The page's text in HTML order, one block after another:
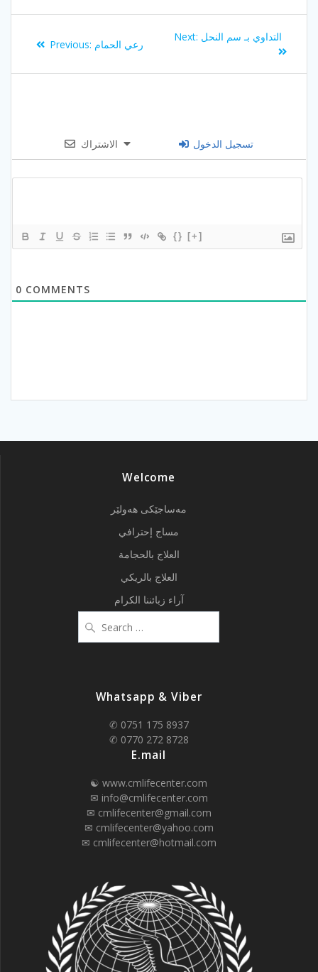
navigation
Previous: Previous
رعي الحمام
Next: Next
التداوي بـ سم النحل
الاشتراك تسجيل الدخول
{} [+]
0 COMMENTS
Welcome
مەساجێکی هەولێر
مساج إحترافي
العلاج بالحجامة
العلاج بالريكي
آراء زبائننا الكرام
for:
Whatsapp & Viber
✆ 0751 175 8937
✆ 0770 272 8728
E.mail
☯ www.cmlifecenter.com
✉ info@cmlifecenter.com
✉ cmlifecenter@gmail.com
✉ cmlifecenter@yahoo.com
✉ cmlifecenter@hotmail.com